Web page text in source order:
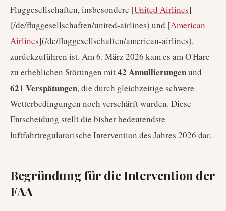
Fluggesellschaften, insbesondere [United Airlines]
(/de/fluggesellschaften/united-airlines) und [American
Airlines](/de/fluggesellschaften/american-airlines),
zurückzuführen ist. Am 6. März 2026 kam es am O'Hare
zu erheblichen Störungen mit42 Annullierungenund
621 Verspätungen, die durch gleichzeitige schwere
Wetterbedingungen noch verschärft wurden. Diese
Entscheidung stellt die bisher bedeutendste
luftfahrtregulatorische Intervention des Jahres 2026 dar.
Begründung für die Intervention der
FAA